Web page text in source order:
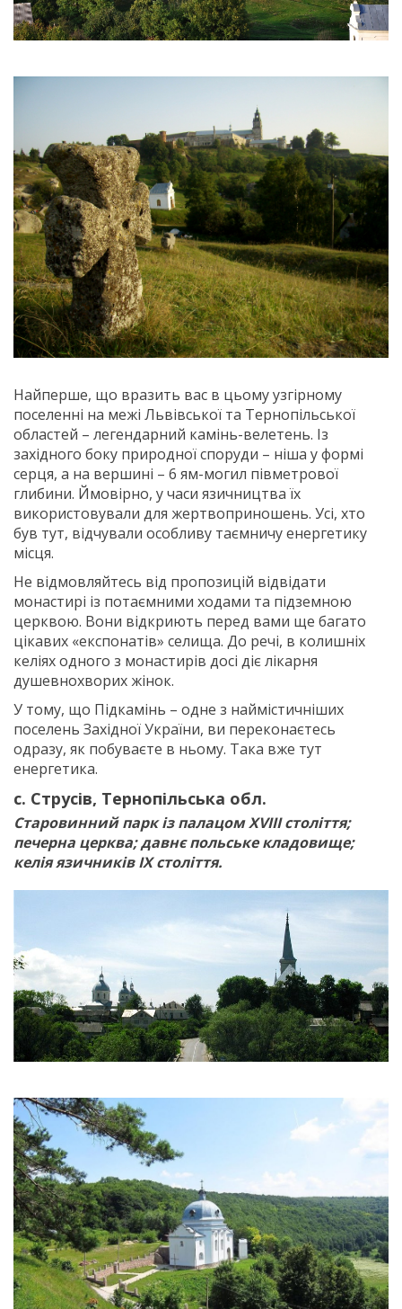
Найперше, що вразить вас в цьому узгірному
поселенні на межі Львівської та Тернопільської
областей – легендарний камінь-велетень. Із
західного боку природної споруди – ніша у формі
серця, а на вершині – 6 ям-могил півметрової
глибини. Ймовірно, у часи язичництва їх
використовували для жертвоприношень. Усі, хто
був тут, відчували особливу таємничу енергетику
місця.
Не відмовляйтесь від пропозицій відвідати
монастирі із потаємними ходами та підземною
церквою. Вони відкриють перед вами ще багато
цікавих «експонатів» селища. До речі, в колишніх
келіях одного з монастирів досі діє лікарня
душевнохворих жінок.
У тому, що Підкамінь – одне з наймістичніших
поселень Західної України, ви переконаєтесь
одразу, як побуваєте в ньому. Така вже тут
енергетика.
с. Струсів, Тернопільська обл.
Старовинний парк із палацом XVIII століття;
печерна церква; давнє польське кладовище;
келія язичників ІX століття.